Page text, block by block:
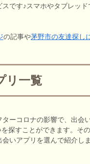
です♪スマホやタブレッド
の記事や茅野市の友達探し
リ一覧
ーコロナの影響で、出会
探すことができます。そ
いアプリを選んで紹介しま